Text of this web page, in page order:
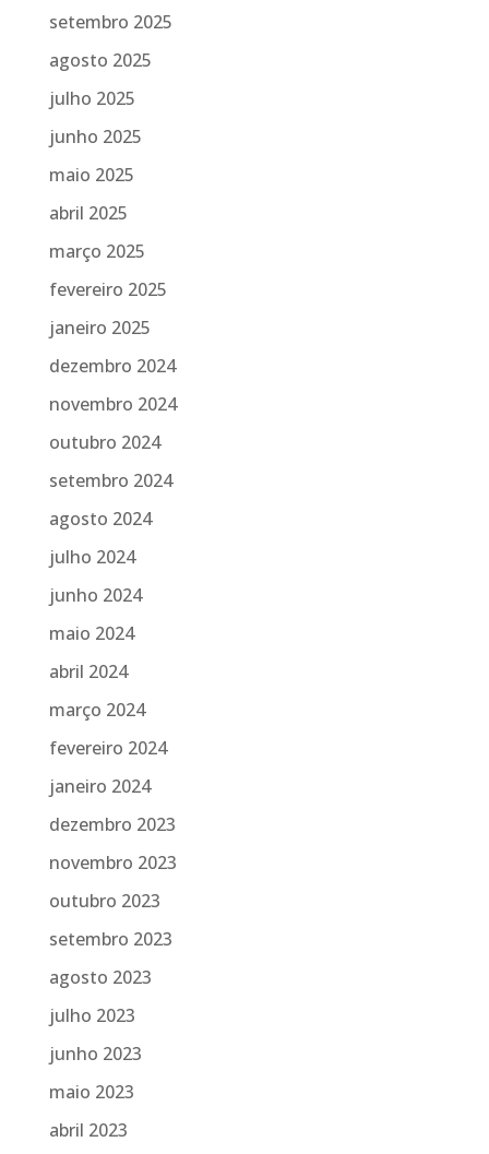
setembro 2025
agosto 2025
julho 2025
junho 2025
maio 2025
abril 2025
março 2025
fevereiro 2025
janeiro 2025
dezembro 2024
novembro 2024
outubro 2024
setembro 2024
agosto 2024
julho 2024
junho 2024
maio 2024
abril 2024
março 2024
fevereiro 2024
janeiro 2024
dezembro 2023
novembro 2023
outubro 2023
setembro 2023
agosto 2023
julho 2023
junho 2023
maio 2023
abril 2023